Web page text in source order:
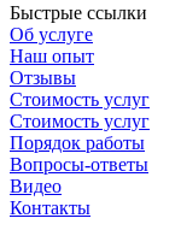
Быстрые ссылки
Об услуге
Наш опыт
Отзывы
Стоимость услуг
Стоимость услуг
Порядок работы
Вопросы-ответы
Видео
Контакты